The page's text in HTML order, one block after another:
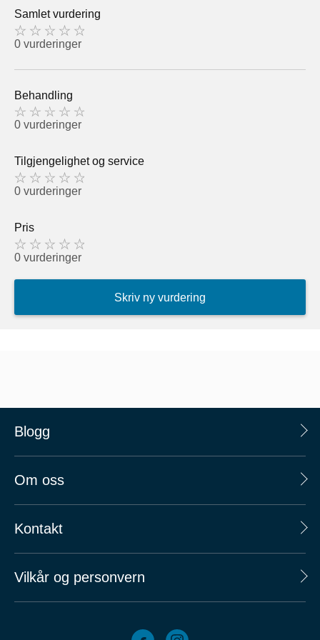
Samlet vurdering
0 vurderinger
Behandling
0 vurderinger
Tilgjengelighet og service
0 vurderinger
Pris
0 vurderinger
Skriv ny vurdering
Blogg
Om oss
Kontakt
Vilkår og personvern